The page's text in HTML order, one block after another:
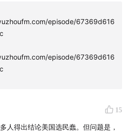
episode/67369d616
episode/67369d616
15
人得出结论美国选民蠢。但问题是，